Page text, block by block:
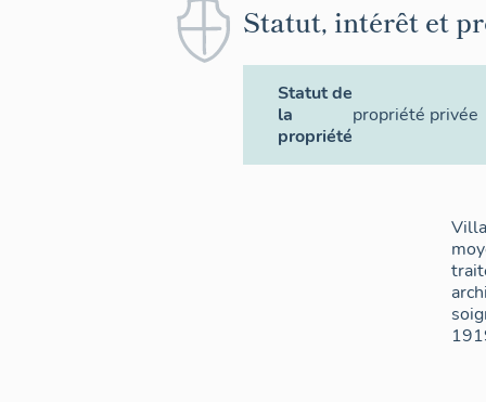
Statut, intérêt et
Statut de
la
propriété
propriété privée